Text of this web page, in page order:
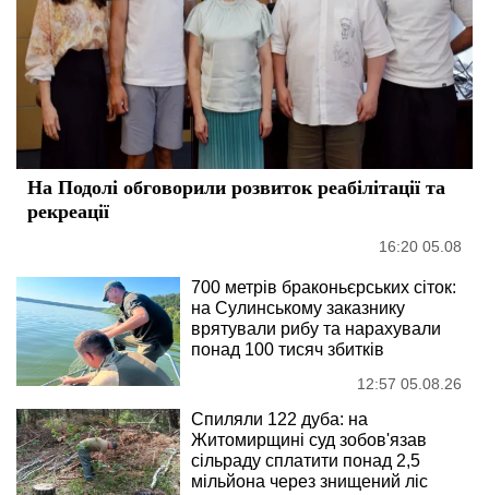
На Подолі обговорили розвиток реабілітації та
рекреації
16:20 05.08
700 метрів браконьєрських сіток:
на Сулинському заказнику
врятували рибу та нарахували
понад 100 тисяч збитків
12:57 05.08.26
Спиляли 122 дуба: на
Житомирщині суд зобов'язав
сільраду сплатити понад 2,5
мільйона через знищений ліс